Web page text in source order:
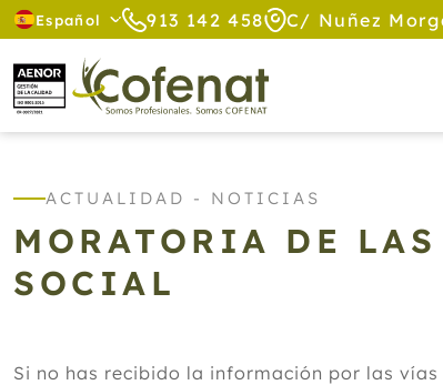
Español 913 142 458 C/ Nuñez
ACTUALIDAD - NOTICIAS
MORATORIA DE
SOCIAL
Si no has recibido la información por las